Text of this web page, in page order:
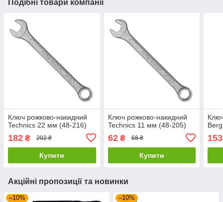
Подібні товари компанії
Ключ рожково-накидний
Technics 22 мм (48-216)
182 ₴ 202 ₴
Купити
Ключ рожково-накидний
Technics 11 мм (48-205)
62₴ 68 ₴
Купити
153
Акційні пропозиції та новинки
–10% –10%